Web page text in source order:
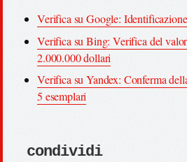
Verifica su Google:
Verifica su Bing: Verifica del
2.000.000 dollari
Verifica su Yandex: Conferma
5 esemplari
condividi